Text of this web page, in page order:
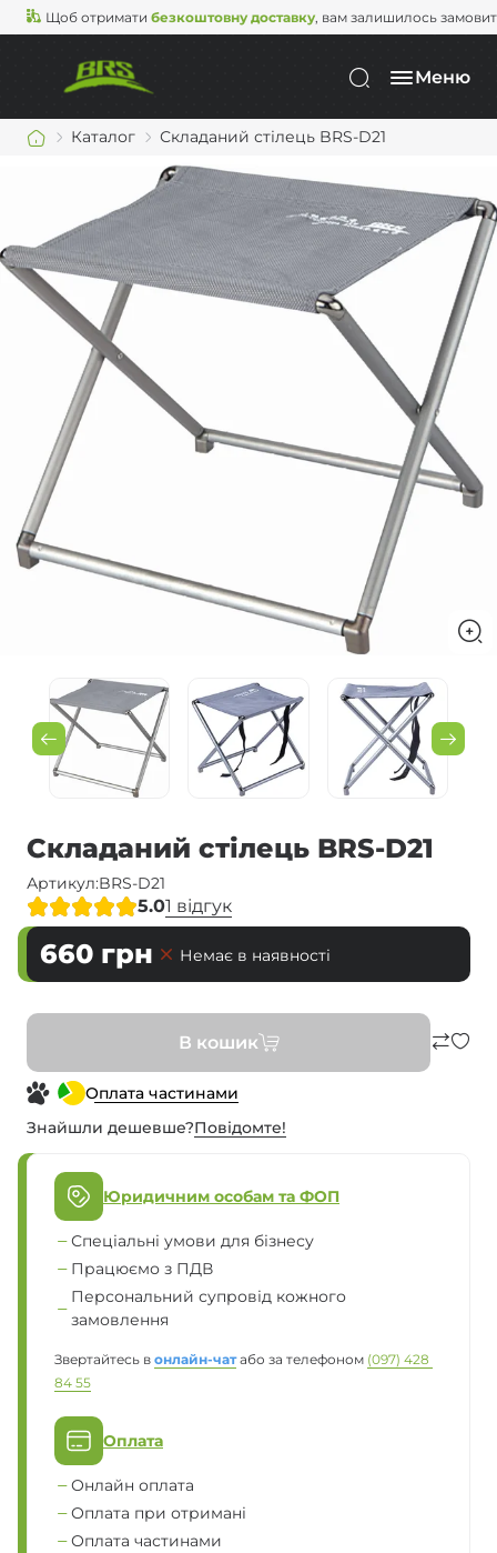
Щоб отримати безкоштовну доставку, вам залишилось
Меню
Каталог Складаний стілець BRS-D21
Складаний стілець BRS-D21
Артикул:BRS-D21
5.01 відгук
660 грн Немає в наявності
В кошик
Оплата частинами
Знайшли дешевше?Повiдомте!
Юридичним особам та ФОП
Спеціальні умови для бізнесу
Працюємо з ПДВ
Персональний супровід кожного
замовлення
Звертайтесь в онлайн-чат або за телефоном (097) 428
84 55
Оплата
Онлайн оплата
Оплата при отримані
Оплата частинами